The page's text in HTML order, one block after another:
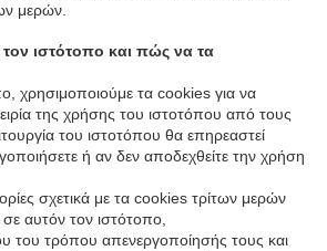
μερών.
ιστότοπο και πώς να τα
χρησιμοποιούμε τα cookies για να
της χρήσης του ιστοτόπου από τους
του ιστοτόπου θα επηρεαστεί
ή αν δεν αποδεχθείτε την χρήση
σχετικά με τα cookies τρίτων μερών
αυτόν τον ιστότοπο,
του τρόπου απενεργοποίησής τους και